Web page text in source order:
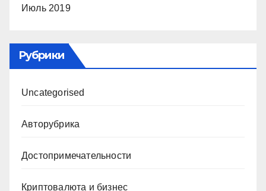
Июль 2019
Рубрики
Uncategorised
Авторубрика
Достопримечательности
Криптовалюта и бизнес